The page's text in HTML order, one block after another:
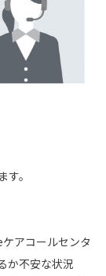
。
アコールセンタ
か不安な状況